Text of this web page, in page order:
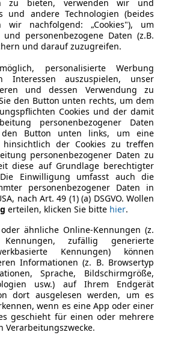
Laufzeit mindestens 12,
Abschluss. Erfüllung banküblicher
Jetzt berechnen
1
Ja
70 kW (95
1 500 cm³
6
zu bieten, verwenden wir und
und andere Technologien (beides
wir nachfolgend: „Cookies"), um
personenbezogene Daten (z.B.
und darauf zuzugreifen.
personalisierte Werbung
Interessen auszuspielen, unser
und dessen Verwendung zu
den Button unten rechts, um dem
Cookies und der damit
personenbezogener Daten
den Button unten links, um eine
der Cookies zu treffen
personenbezogener Daten zu
diese auf Grundlage berechtigter
Einwilligung umfasst auch die
personenbezogener Daten in
nach Art. 49 (1) (a) DSGVO. Wollen
erteilen, klicken Sie bitte hier.
ähnliche Online-Kennungen (z.
zufällig generierte
Kennungen) können
Informationen (z. B. Browsertyp
Sprache, Bildschirmgröße,
usw.) auf Ihrem Endgerät
dort ausgelesen werden, um es
wenn es eine App oder einer
geschieht für einen oder mehrere